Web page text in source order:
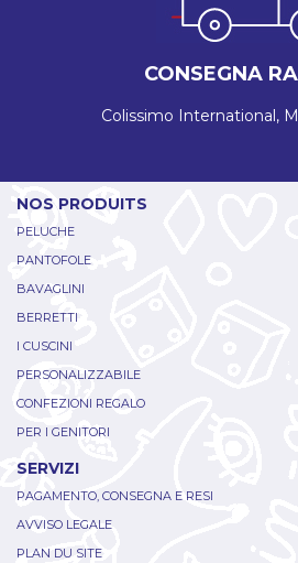
CONSEGNA
Colissimo International,
NOS PRODUITS
PELUCHE
PANTOFOLE
BAVAGLINI
BERRETTI
I CUSCINI
PERSONALIZZABILE
CONFEZIONI REGALO
PER I GENITORI
SERVIZI
PAGAMENTO, CONSEGNA E RESI
AVVISO LEGALE
PLAN DU SITE